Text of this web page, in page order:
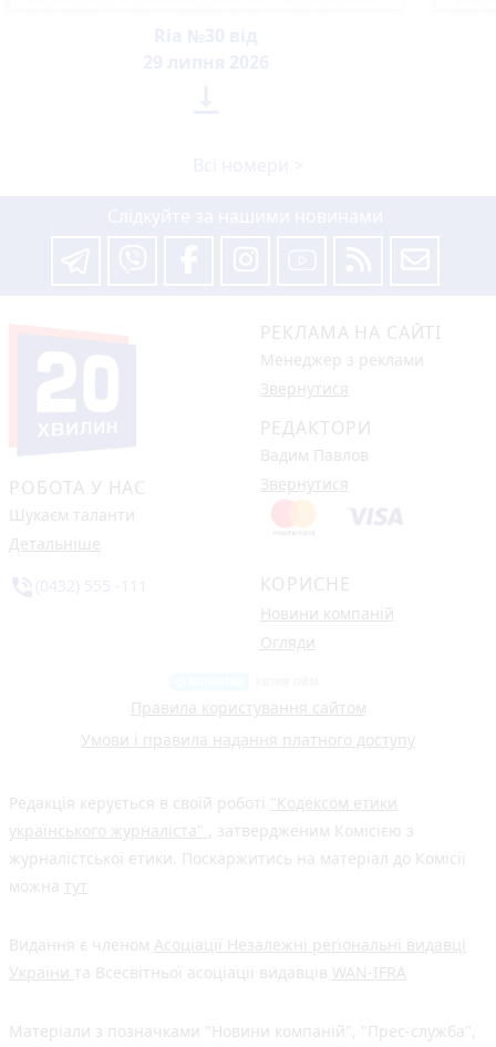
РОБОТА У НАС
Шукаєм таланти
Детальніше
РЕКЛАМА НА САЙТІ
Менеджер з реклами
Звернутися
РЕДАКТОРИ
Вадим Павлов
Звернутися
КОРИСНЕ
Новини компаній
Огляди
Правила користування сайтом
Умови і правила надання платного доступу
Редакція керується в своїй роботі "Кодексом етики
українського журналіста" , затвердженим Комісією з
журналістської етики. Поскаржитись на матеріал до Комісії
можна тут
Видання є членом Асоціації Незалежні регіональні видавці
України та Всесвітньої асоціації видавців WAN-IFRA
Матеріали з позначками "Новини компаній", "Прес-служба",